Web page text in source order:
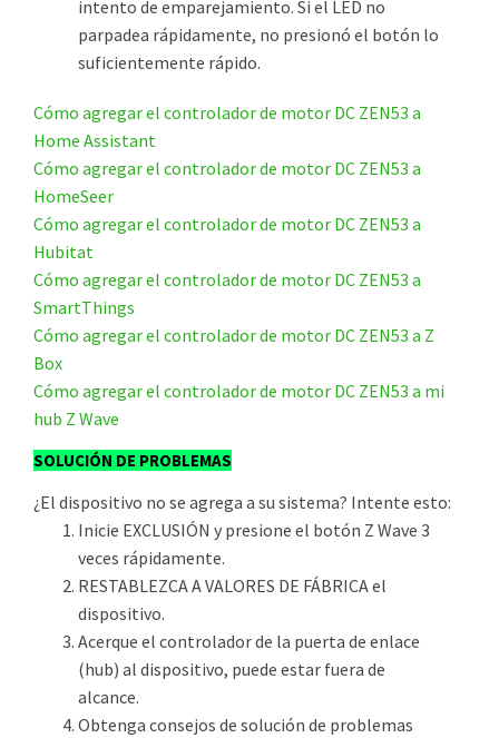
intento de emparejamiento. Si el LED no
parpadea rápidamente, no presionó el botón lo
suficientemente rápido.
Cómo agregar el controlador de motor DC ZEN53 a
Home Assistant
Cómo agregar el controlador de motor DC ZEN53 a
HomeSeer
Cómo agregar el controlador de motor DC ZEN53 a
Hubitat
Cómo agregar el controlador de motor DC ZEN53 a
SmartThings
Cómo agregar el controlador de motor DC ZEN53 a Z
Box
Cómo agregar el controlador de motor DC ZEN53 a mi
hub Z Wave
SOLUCIÓN DE PROBLEMAS
¿El dispositivo no se agrega a su sistema? Intente esto:
Inicie EXCLUSIÓN y presione el botón Z Wave 3
veces rápidamente.
RESTABLEZCA A VALORES DE FÁBRICA el
dispositivo.
Acerque el controlador de la puerta de enlace
(hub) al dispositivo, puede estar fuera de
alcance.
Obtenga consejos de solución de problemas